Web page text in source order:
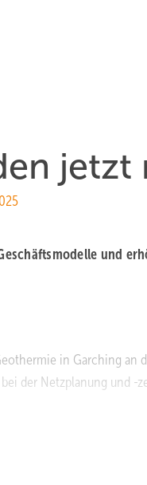
jetzt
und
in Garching an
der Netzplanung und -